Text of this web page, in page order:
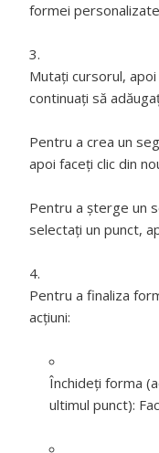
formei
Mutați cursorul,
continuați să
Pentru a crea un
apoi faceți clic din
Pentru a șterge un
selectați un punct,
Pentru a finaliza
acțiuni:
Închideţi forma
ultimul punct):